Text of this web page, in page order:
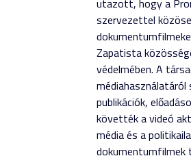
utazott, hogy a
szervezettel
Zapatista
védelmében. A
publikációk,
követték a videó
média és a
dokumentumfilmek